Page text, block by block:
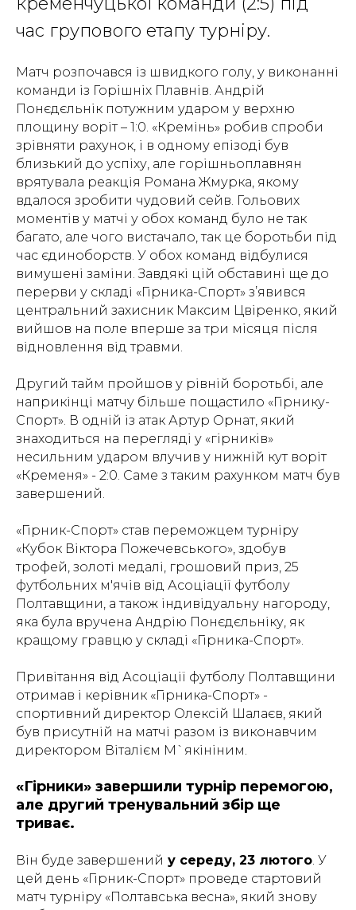
час групового етапу турніру.
Матч розпочався із швидкого голу, у виконанні
команди із Горішніх Плавнів. Андрій
Понєдєльнік потужним ударом у верхню
площину воріт – 1:0. «Кремінь» робив спроби
зрівняти рахунок, і в одному епізоді був
близький до успіху, але горішньоплавнян
врятувала реакція Романа Жмурка, якому
вдалося зробити чудовий сейв. Гольових
моментів у матчі у обох команд було не так
багато, але чого вистачало, так це боротьби під
час єдиноборств. У обох команд відбулися
вимушені заміни. Завдякі цій обставині ще до
перерви у складі «Гірника-Спорт» з’явився
центральний захисник Максим Цвіренко, який
вийшов на поле вперше за три місяця після
відновлення від травми.
Другий тайм пройшов у рівній боротьбі, але
наприкінці матчу більше пощастило «Гірнику-
Спорт». В одній із атак Артур Орнат, який
знаходиться на перегляді у «гірників»
несильним ударом влучив у нижній кут воріт
«Кременя» - 2:0. Саме з таким рахунком матч був
завершений.
«Гірник-Спорт» став переможцем турніру
«Кубок Віктора Пожечевського», здобув
трофей, золоті медалі, грошовий приз, 25
футбольних м'ячів від Асоціації футболу
Полтавщини, а також індивідуальну нагороду,
яка була вручена Андрію Понєдєльніку, як
кращому гравцю у складі «Гірника-Спорт».
Привітання від Асоціації футболу Полтавщини
отримав і керівник «Гірника-Спорт» -
спортивний директор Олексій Шалаєв, який
був присутній на матчі разом із виконавчим
директором Віталієм М`якініним.
«Гірники» завершили турнір перемогою,
але другий тренувальний збір ще
триває.
Він буде завершений у середу, 23 лютого. У
цей день «Гірник-Спорт» проведе стартовий
матч турніру «Полтавська весна», який знову